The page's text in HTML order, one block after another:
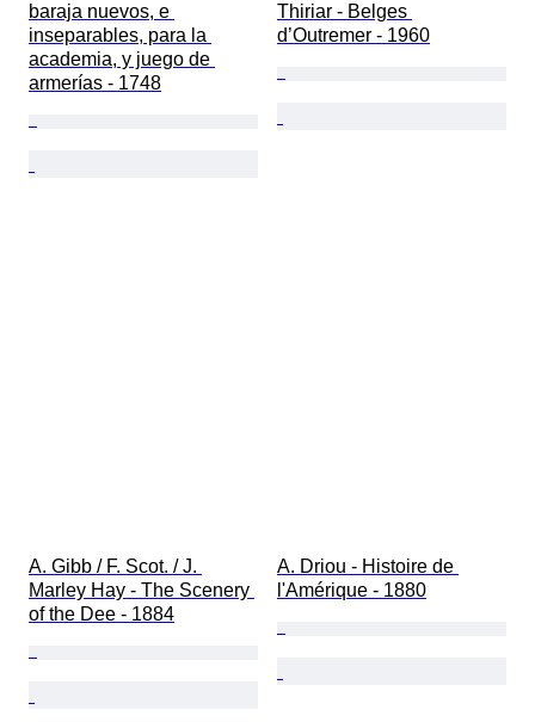
baraja nuevos, e
inseparables, para la
academia, y juego de
armerías - 1748
Thiriar - Belges
d’Outremer - 1960
A. Gibb / F. Scot. / J.
Marley Hay - The Scenery
of the Dee - 1884
A. Driou - Histoire de
l'Amérique - 1880